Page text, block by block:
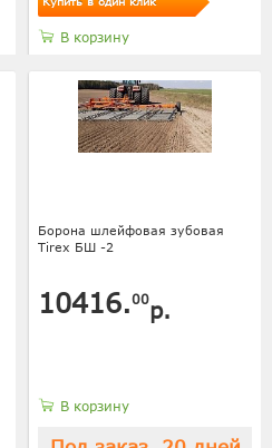
В корзину
Борона шлейфовая зубовая
Tirex БШ -2
10416.00р.
В корзину